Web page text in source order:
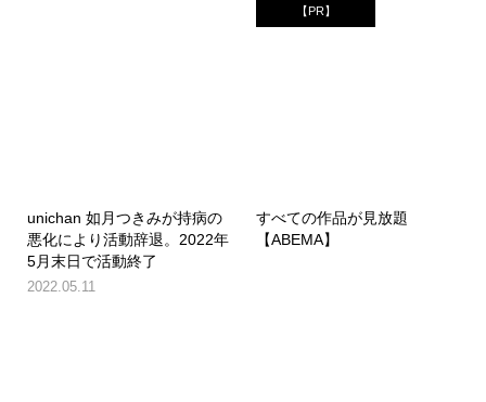
unichan 如月つきみが持病の
悪化により活動辞退。2022年
5月末日で活動終了
2022.05.11
【PR】
すべての作品が見放題
【ABEMA】